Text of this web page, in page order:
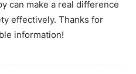
can make a real difference
effectively. Thanks for
information!